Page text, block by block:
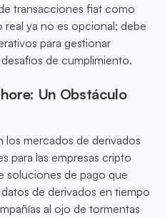
transacciones fiat como
ya no es opcional; debe
para gestionar
de cumplimiento.
Un Obstáculo
los mercados de derivados
para las empresas cripto
soluciones de pago que
de derivados en tiempo
al ojo de tormentas